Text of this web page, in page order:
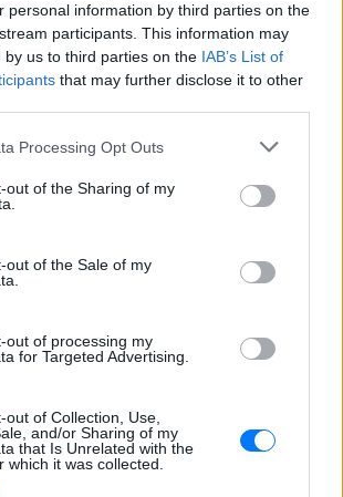
personal information by third parties on the
participants. This information may
by us to third parties on the IAB’s List of
that may further disclose it to other
Processing Opt Outs
out of the Sharing of my
out of the Sale of my
out of processing my
for Targeted Advertising.
out of Collection, Use,
and/or Sharing of my
that Is Unrelated with the
which it was collected.
ΚΌΣΜΟΣ ΠΡΙΝ 8 ΕΒΔΟΜΆΔΕΣ
ΔΙΑΦΗΜΙΣΗ